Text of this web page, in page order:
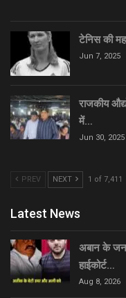
टेनिस की
Jun 7, 2025
राजकीय
में…
Jun 30, 2025
PREV NEXT 1 of 7,411
Latest News
अबान के
हाईकोर्ट…
Aug 8, 2026